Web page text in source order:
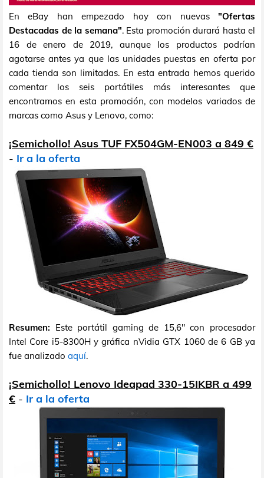
En eBay han empezado hoy con nuevas "Ofertas
Destacadas de la semana". Esta promoción durará hasta el
16 de enero de 2019, aunque los productos podrían
agotarse antes ya que las unidades puestas en oferta por
cada tienda son limitadas. En esta entrada hemos querido
comentar los seis portátiles más interesantes que
encontramos en esta promoción, con modelos variados de
marcas como Asus y Lenovo, como:
¡Semichollo! Asus TUF FX504GM-EN003 a 849 €
- Ir a la oferta
Resumen: Este portátil gaming de 15,6" con procesador
Intel Core i5-8300H y gráfica nVidia GTX 1060 de 6 GB ya
fue analizado aquí.
¡Semichollo! Lenovo Ideapad 330-15IKBR a 499
€ - Ir a la oferta